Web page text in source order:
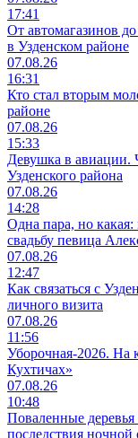
17:41
От автомагазинов
в Узденском районе
07.08.26
16:31
Кто стал вторым
районе
07.08.26
15:33
Девушка в авиации.
Узденского района
07.08.26
14:28
Одна пара, но
свадьбу певица
07.08.26
12:47
Как связаться с
личного визита
07.08.26
11:56
Уборочная-2026. На
Кухтичах»
07.08.26
10:48
Поваленные деревья
последствия